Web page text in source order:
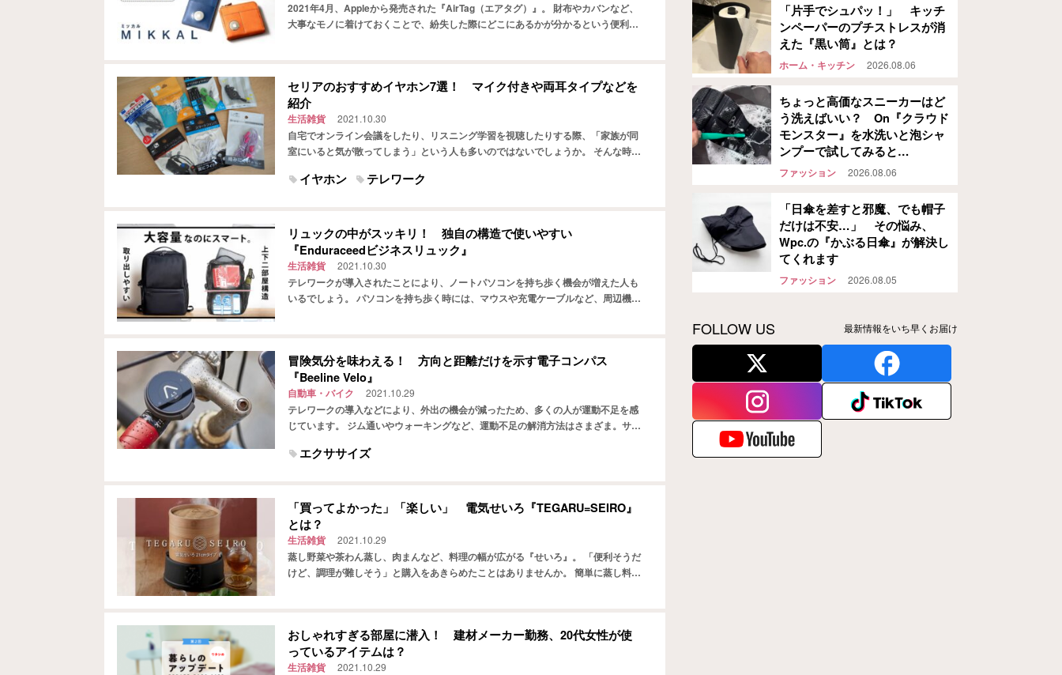
2021年4月、Appleから発売された『AirTag（エアタグ）』。 財布やカバンなど、
大事なモノに着けておくことで、紛失した際にどこにあるかが分かるという便利な
セリアのおすすめイヤホン7選！ マイク付きや両耳タイプなどを
紹介
生活雑貨 2021.10.30
自宅でオンライン会議をしたり、リスニング学習を視聴したりする際、「家族が同
室にいると気が散ってしまう」という人も多いのではないでしょうか。 そんな時に
イヤホン テレワーク
リュックの中がスッキリ！ 独自の構造で使いやすい
『Enduraceedビジネスリュック』
生活雑貨 2021.10.30
テレワークが導入されたことにより、ノートパソコンを持ち歩く機会が増えた人も
いるでしょう。 パソコンを持ち歩く時には、マウスや充電ケーブルなど、周辺機器
冒険気分を味わえる！ 方向と距離だけを示す電子コンパス
『Beeline Velo』
自動車・バイク 2021.10.29
テレワークの導入などにより、外出の機会が減ったため、多くの人が運動不足を感
じています。 ジム通いやウォーキングなど、運動不足の解消方法はさまざま。サイ
エクササイズ
「買ってよかった」「楽しい」 電気せいろ『TEGARU=SEIRO』
とは？
生活雑貨 2021.10.29
蒸し野菜や茶わん蒸し、肉まんなど、料理の幅が広がる『せいろ』。 「便利そうだ
けど、調理が難しそう」と購入をあきらめたことはありませんか。 簡単に蒸し料理
おしゃれすぎる部屋に潜入！ 建材メーカー勤務、20代女性が使
っているアイテムは？
生活雑貨 2021.10.29
「片手でシュパッ！」 キッチ
ンペーパーのプチストレスが消
えた『黒い筒』とは？
ホーム・キッチン 2026.08.06
ちょっと高価なスニーカーはど
う洗えばいい？ On『クラウド
モンスター』を水洗いと泡シャ
ンプーで試してみると…
ファッション 2026.08.06
「日傘を差すと邪魔、でも帽子
だけは不安…」 その悩み、
Wpc.の『かぶる日傘』が解決し
てくれます
ファッション 2026.08.05
FOLLOW US 最新情報をいち早くお届け